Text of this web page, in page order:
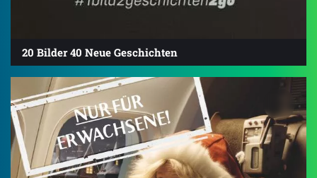
20 Bilder 40 Neue Geschichten